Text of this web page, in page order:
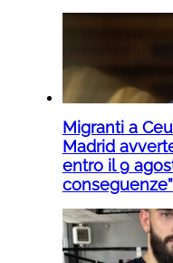
Migranti a
Madrid
entro il 9
conseguenze”